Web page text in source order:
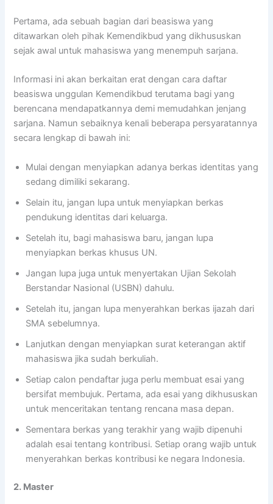
Pertama, ada sebuah bagian dari beasiswa yang
ditawarkan oleh pihak Kemendikbud yang dikhususkan
sejak awal untuk mahasiswa yang menempuh sarjana.
Informasi ini akan berkaitan erat dengan cara daftar
beasiswa unggulan Kemendikbud terutama bagi yang
berencana mendapatkannya demi memudahkan jenjang
sarjana. Namun sebaiknya kenali beberapa persyaratannya
secara lengkap di bawah ini:
Mulai dengan menyiapkan adanya berkas identitas yang
sedang dimiliki sekarang.
Selain itu, jangan lupa untuk menyiapkan berkas
pendukung identitas dari keluarga.
Setelah itu, bagi mahasiswa baru, jangan lupa
menyiapkan berkas khusus UN.
Jangan lupa juga untuk menyertakan Ujian Sekolah
Berstandar Nasional (USBN) dahulu.
Setelah itu, jangan lupa menyerahkan berkas ijazah dari
SMA sebelumnya.
Lanjutkan dengan menyiapkan surat keterangan aktif
mahasiswa jika sudah berkuliah.
Setiap calon pendaftar juga perlu membuat esai yang
bersifat membujuk. Pertama, ada esai yang dikhususkan
untuk menceritakan tentang rencana masa depan.
Sementara berkas yang terakhir yang wajib dipenuhi
adalah esai tentang kontribusi. Setiap orang wajib untuk
menyerahkan berkas kontribusi ke negara Indonesia.
2. Master